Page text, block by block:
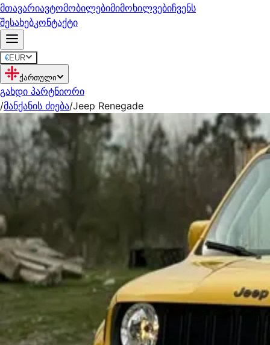
მთავარიავტომობილებიმიმოხილვებიჩვენს
შესახებკონტაქტი
€EUR
ქართული
გახდი პარტნიორი
/მანქანის ძიება/Jeep Renegade